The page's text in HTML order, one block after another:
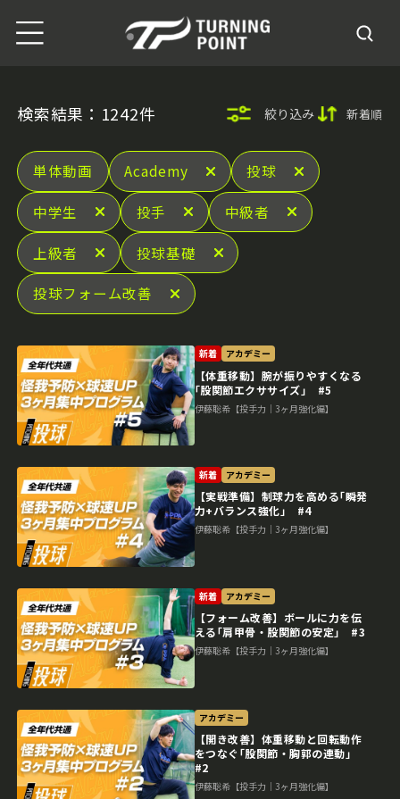
検索結果：1242件 絞り込み 新着順
単体動画 Academy 投球
中学生 投手 中級者
上級者 投球基礎
投球フォーム改善
新着 アカデミー
【体重移動】腕が振りやすくなる
｢股関節エクササイズ｣ #5
伊藤聡希【投手力｜3ヶ月強化編】
新着 アカデミー
【実戦準備】制球力を高める｢瞬発
力+バランス強化｣ #4
伊藤聡希【投手力｜3ヶ月強化編】
新着 アカデミー
【フォーム改善】ボールに力を伝
える｢肩甲骨・股関節の安定｣ #3
伊藤聡希【投手力｜3ヶ月強化編】
アカデミー
【開き改善】体重移動と回転動作
をつなぐ｢股関節・胸郭の連動｣
#2
伊藤聡希【投手力｜3ヶ月強化編】